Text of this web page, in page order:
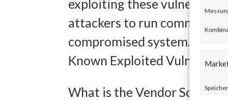
exploiting these
attackers to run commands
compromised system. Both
Known Exploited
What is the Vendor